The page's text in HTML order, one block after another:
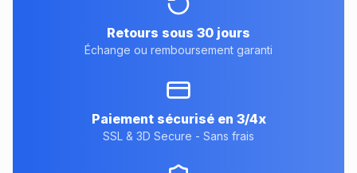
Retours sous 30 jours
Échange ou remboursement garanti
Paiement sécurisé en 3/4x
SSL & 3D Secure - Sans frais